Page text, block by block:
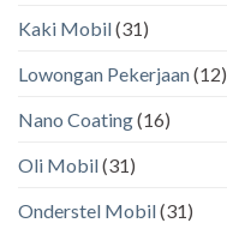
Kaki Mobil(31)
Lowongan Pekerjaan(12)
Nano Coating(16)
Oli Mobil(31)
Onderstel Mobil(31)